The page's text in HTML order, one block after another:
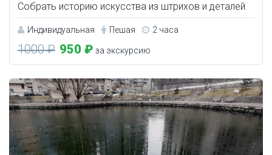
Собрать историю искусства из штрихов и деталей.
Индивидуальная Пешая 2 часа
1000 ₽ 950 ₽ за экскурсию